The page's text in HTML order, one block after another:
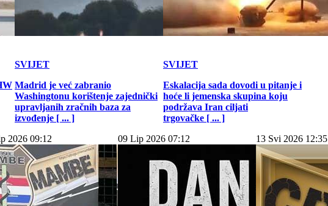
SVIJET
Madrid je već zabranio
Washingtonu korištenje zajednički
upravljanih zračnih baza za
izvođenje [ ... ]
SVIJET
Eskalacija sada dovodi u pitanje i
hoće li jemenska skupina koju
podržava Iran ciljati
trgovačke [ ... ]
2026 09:12 09 Lip 2026 07:12 13 Svi 2026 12:35